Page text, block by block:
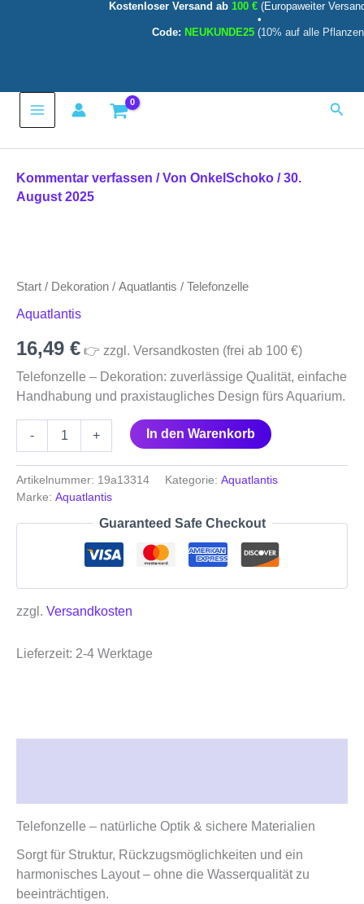
Kostenloser Versand ab 100 € (Europaweiter
•
Code: NEUKUNDE25 (10% auf alle
Main
Kommentar verfassen / Von OnkelSchoko /30.
August 2025
Start / Dekoration / Aquatlantis / Telefonzelle
Aquatlantis
16,49 € 👉 zzgl. Versandkosten (frei ab 100 €)
Telefonzelle – Dekoration: zuverlässige Qualität, einfache
Handhabung und praxistaugliches Design fürs Aquarium.
- + In den Warenkorb
Artikelnummer: 19a13314 Kategorie: Aquatlantis
Marke: Aquatlantis
Guaranteed Safe Checkout
zzgl. Versandkosten
Lieferzeit: 2-4 Werktage
Telefonzelle – natürliche Optik & sichere Materialien
Sorgt für Struktur, Rückzugsmöglichkeiten und ein
harmonisches Layout – ohne die Wasserqualität zu
beeinträchtigen.